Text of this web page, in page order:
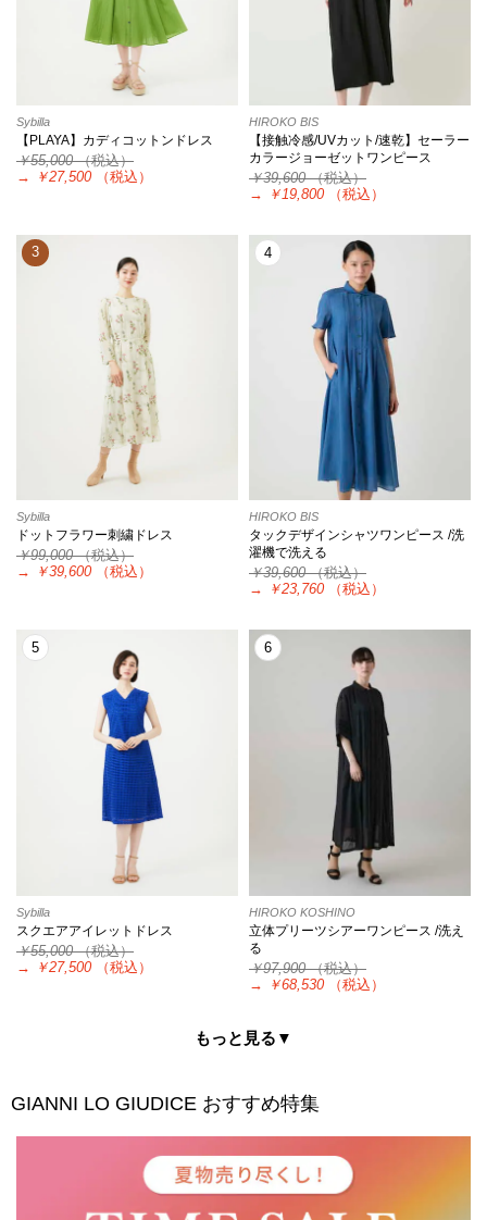
Sybilla
【PLAYA】カディコットンドレス
￥55,000（税込）
→
￥27,500 （税込）
HIROKO BIS
【接触冷感/UVカット/速乾】セーラー
カラージョーゼットワンピース
￥39,600（税込）
→
￥19,800 （税込）
3
Sybilla
ドットフラワー刺繍ドレス
￥99,000（税込）
→
￥39,600 （税込）
4
HIROKO BIS
タックデザインシャツワンピース /洗
濯機で洗える
￥39,600（税込）
→
￥23,760 （税込）
5
Sybilla
スクエアアイレットドレス
￥55,000（税込）
→
￥27,500 （税込）
6
HIROKO KOSHINO
立体プリーツシアーワンピース /洗え
る
￥97,900（税込）
→
￥68,530 （税込）
もっと見る▼
GIANNI LO GIUDICE おすすめ特集